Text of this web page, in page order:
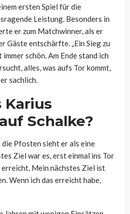
ersten Spiel für die
Leistung. Besonders in
er zum Matchwinner, als er
Gäste entschärfte. „Ein Sieg zu
schön. Am Ende stand ich
alles, was aufs Tor kommt,
sachlich.
Karius
Schalke?
die Pfosten sieht er als eine
Ziel war es, erst einmal ins Tor
erreicht. Mein nächstes Ziel ist
Wenn ich das erreicht habe,